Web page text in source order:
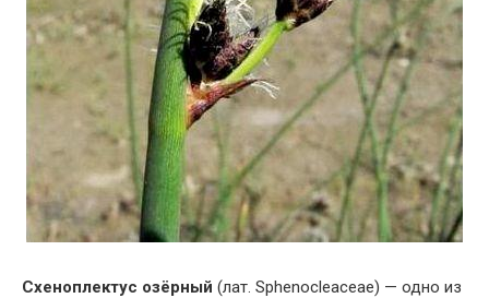
Схеноплектус озёрный (лат. Sphenocleaceae) — одно из